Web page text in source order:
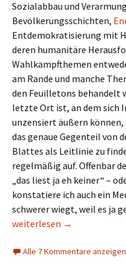
Sozialabbau und
Bevölkerungsschichten,
Entdemokratisierung mit
deren humanitäre
Wahlkampfthemen
am Rande und manche
den Feuilletons behandelt
letzte Ort ist, an dem sich
unzensiert äußern können,
das genaue Gegenteil von
Blattes als Leitlinie zu
regelmäßig auf. Offenbar
„das liest ja eh keiner“ –
konstatiere ich auch ein
schwerer wiegt, weil es ja
Ich habe die Wahl
weiterlesen →
Alle 7 Kommentare anzeigen